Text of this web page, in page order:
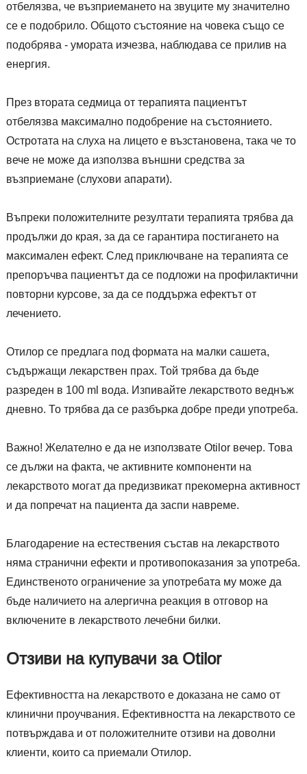
отбелязва, че възприемането на звуците му значително
се е подобрило. Общото състояние на човека също се
подобрява - умората изчезва, наблюдава се прилив на
енергия.
През втората седмица от терапията пациентът
отбелязва максимално подобрение на състоянието.
Остротата на слуха на лицето е възстановена, така че то
вече не може да използва външни средства за
възприемане (слухови апарати).
Въпреки положителните резултати терапията трябва да
продължи до края, за да се гарантира постигането на
максимален ефект. След приключване на терапията се
препоръчва пациентът да се подложи на профилактични
повторни курсове, за да се поддържа ефектът от
лечението.
Отилор се предлага под формата на малки сашета,
съдържащи лекарствен прах. Той трябва да бъде
разреден в 100 ml вода. Изпивайте лекарството веднъж
дневно. То трябва да се разбърка добре преди употреба.
Важно! Желателно е да не използвате Otilor вечер. Това
се дължи на факта, че активните компоненти на
лекарството могат да предизвикат прекомерна активност
и да попречат на пациента да заспи навреме.
Благодарение на естествения състав на лекарството
няма странични ефекти и противопоказания за употреба.
Единственото ограничение за употребата му може да
бъде наличието на алергична реакция в отговор на
включените в лекарството лечебни билки.
Отзиви на купувачи за Otilor
Ефективността на лекарството е доказана не само от
клинични проучвания. Ефективността на лекарството се
потвърждава и от положителните отзиви на доволни
клиенти, които са приемали Отилор.